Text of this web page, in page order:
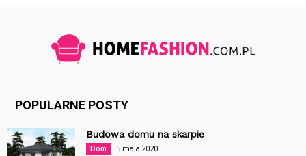
POPULARNE POSTY
Budowa domu na skarpie
Dom 5 maja 2020